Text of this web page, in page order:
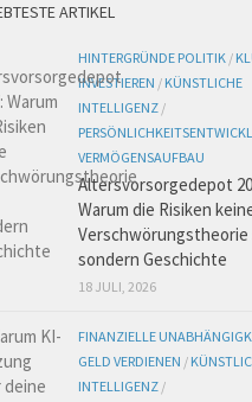
ARTIKEL
HINTERGRÜNDE POLITIK /
INVESTIEREN / KÜNSTLICHE
INTELLIGENZ /
VERMÖGENSAUFBAU
Altersvorsorgedepot
Warum die Risiken
Verschwörungstheorie
sondern Geschichte
18 JULI, 2026
FINANZIELLE
GELD VERDIENEN /
INTELLIGENZ /